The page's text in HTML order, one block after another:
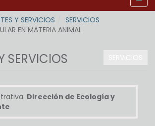
Y SERVICIOS
SERVICIOS
EN MATERIA ANIMAL
SERVICIOS
Dirección de Ecología y